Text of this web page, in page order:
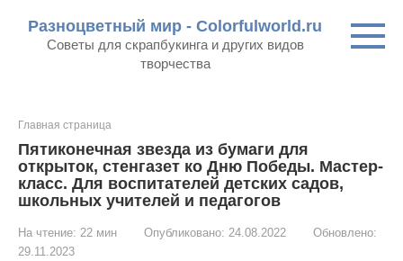
контенту
Разноцветный мир - Colorfulworld.ru
Советы для скрапбукинга и других видов
творчества
Главная страница
Пятиконечная звезда из бумаги для
открыток, стенгазет ко Дню Победы. Мастер-
класс. Для воспитателей детских садов,
школьных учителей и педагогов
На чтение: 22 мин Опубликовано: 24.08.2022
Обновлено:
29.11.2023